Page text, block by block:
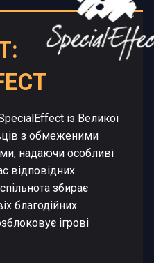
із Великої
з обмеженими
надаючи особливі
відповідних
збирає
благодійних
ігрові